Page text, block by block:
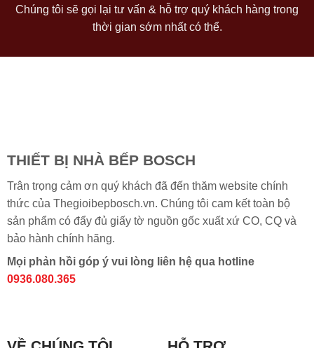
Chúng tôi sẽ gọi lại tư vấn & hỗ trợ quý khách hàng trong
thời gian sớm nhất có thể.
THIẾT BỊ NHÀ BẾP BOSCH
Trân trọng cảm ơn quý khách đã đến thăm website chính
thức của Thegioibepbosch.vn. Chúng tôi cam kết toàn bộ
sản phẩm có đẩy đủ giấy tờ nguồn gốc xuất xứ CO, CQ và
bảo hành chính hãng.
Mọi phản hồi góp ý vui lòng liên hệ qua hotline
0936.080.365